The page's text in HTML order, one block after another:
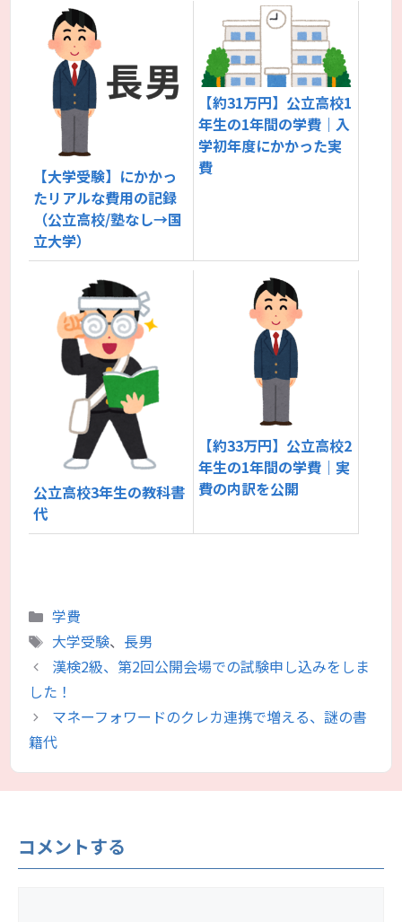
【大学受験】にかかっ
たリアルな費用の記録
（公立高校/塾なし→国
立大学）
【約31万円】公立高校1
年生の1年間の学費｜入
学初年度にかかった実
費
公立高校3年生の教科書
代
【約33万円】公立高校2
年生の1年間の学費｜実
費の内訳を公開
カ
テ
ゴ
リ
ー
学費
タ
グ
大学受験、 長男
漢検2級、第2回公開会場での試験申し込みをしま
した！
マネーフォワードのクレカ連携で増える、謎の書
籍代
コメントする